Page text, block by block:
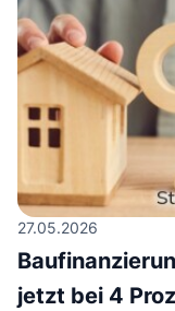
27.05.2026
jetzt bei 4